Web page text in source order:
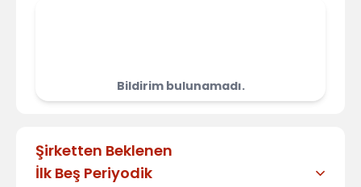
Bildirim bulunamadı.
Şirketten Beklenen
İlk Beş Periyodik